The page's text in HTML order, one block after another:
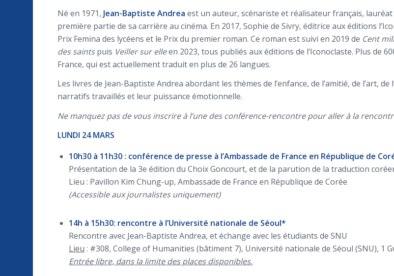
Né en 1971, Jean-Baptiste Andreaest un auteur, scénariste et réalisateur français,
première partie de sa carrière au cinéma. En 2017, Sophie de Sivry, éditrice aux éditions
Prix Femina des lycéens et le Prix du premier roman. Ce roman est suivi en 2019 de Cent
des saintspuis Veiller sur elleen 2023, tous publiés aux éditions de l’Iconoclaste. Plus de
France, qui est actuellement traduit en plus de 26 langues.
Les livres de Jean-Baptiste Andrea abordant les thèmes de l’enfance, de l’amitié, de l’art,
narratifs travaillés et leur puissance émotionnelle.
Ne manquez pas de vous inscrire à l’une des conférence-rencontre pour aller à la
LUNDI 24 MARS
10h30 à 11h30 : conférence de presse à l’Ambassade de France en République de
Présentation de la 3e édition du Choix Goncourt, et de la parution de la traduction
Lieu : Pavillon Kim Chung-up, Ambassade de France en République de Corée
(Accessible aux journalistes uniquement)
14h à 15h30: rencontre à l’Université nationale de Séoul*
Rencontre avec Jean-Baptiste Andrea, et échange avec les étudiants de SNU
Lieu : #308, College of Humanities (bâtiment 7), Université nationale de Séoul (SNU), 1
Entrée libre, dans la limite des places disponibles.